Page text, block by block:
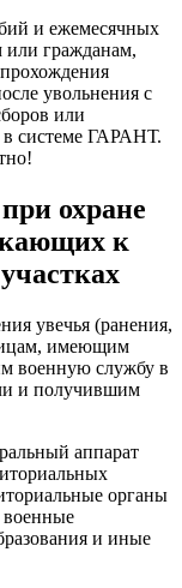
и ежемесячных
гражданам,
увольнения с
или
системе ГАРАНТ.
охране
к
увечья (ранения,
имеющим
военную службу в
и получившим
аппарат
органы
военные
и иные